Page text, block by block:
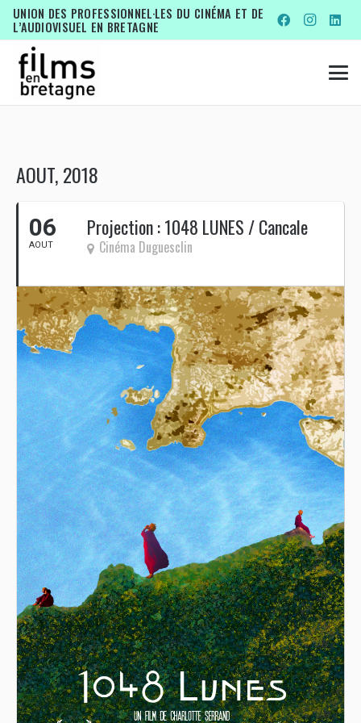
UNION DES PROFESSIONNEL·LES DU CINÉMA ET DE
L’AUDIOVISUEL EN BRETAGNE
AOUT, 2018
06
AOUT
Projection : 1048 LUNES / Cancale
Cinéma Duguesclin